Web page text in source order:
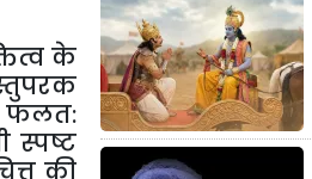
के
फलत:
स्पष्ट
की